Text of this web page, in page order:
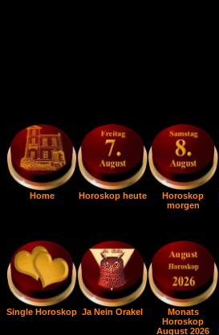
Home Horoskop heute
Horoskop
morgen
Single Horoskop Ja Nein Orakel
Monats
Horoskop
August 2026